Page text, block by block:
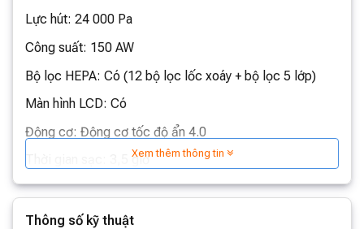
Lực hút: 24 000 Pa
Công suất: 150 AW
Bộ lọc HEPA: Có (12 bộ lọc lốc xoáy + bộ lọc 5 lớp)
Màn hình LCD: Có
Động cơ: Động cơ tốc độ ẩn 4.0
Thời gian sạc: 3,5 giờ
Công suất định mức: 450 watt
Điện áp định mức: 25,2V
Xem thêm thông tin
Thông số kỹ thuật